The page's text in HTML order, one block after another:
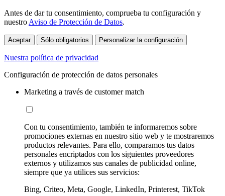
Antes de dar tu consentimiento, comprueba tu configuración y
nuestro Aviso de Protección de Datos.
Aceptar Sólo obligatorios Personalizar la configuración
Nuestra política de privacidad
Configuración de protección de datos personales
Marketing a través de customer match
Con tu consentimiento, también te informaremos sobre
promociones externas en nuestro sitio web y te mostraremos
productos relevantes. Para ello, comparamos tus datos
personales encriptados con los siguientes proveedores
externos y utilizamos sus canales de publicidad online,
siempre que ya utilices sus servicios:
Bing, Criteo, Meta, Google, LinkedIn, Printerest, TikTok